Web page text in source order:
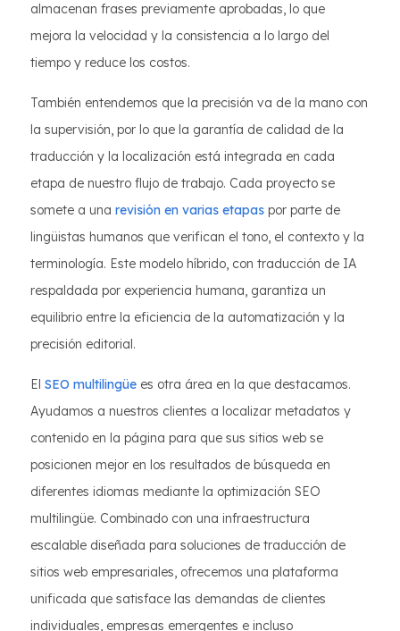
almacenan frases previamente aprobadas, lo que
mejora la velocidad y la consistencia a lo largo del
tiempo y reduce los costos.
También entendemos que la precisión va de la mano con
la supervisión, por lo que la garantía de calidad de la
traducción y la localización está integrada en cada
etapa de nuestro flujo de trabajo. Cada proyecto se
somete a una revisión en varias etapas por parte de
lingüistas humanos que verifican el tono, el contexto y la
terminología. Este modelo híbrido, con traducción de IA
respaldada por experiencia humana, garantiza un
equilibrio entre la eficiencia de la automatización y la
precisión editorial.
El SEO multilingüe es otra área en la que destacamos.
Ayudamos a nuestros clientes a localizar metadatos y
contenido en la página para que sus sitios web se
posicionen mejor en los resultados de búsqueda en
diferentes idiomas mediante la optimización SEO
multilingüe. Combinado con una infraestructura
escalable diseñada para soluciones de traducción de
sitios web empresariales, ofrecemos una plataforma
unificada que satisface las demandas de clientes
individuales, empresas emergentes e incluso